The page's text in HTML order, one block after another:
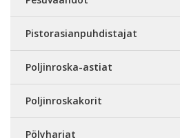
Pistorasianpuhdistajat
Poljinroska-astiat
Poljinroskakorit
Pölyharjat